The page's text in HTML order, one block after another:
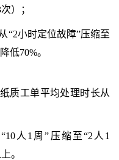
）；
“2小时定位故障”压缩至
低70%。
质工单平均处理时长从
人1周”压缩至“2人1
。